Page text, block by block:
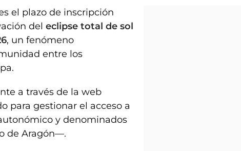
el plazo de inscripción
del eclipse total de sol
, un fenómeno
entre los
a través de la web
para gestionar el acceso a
y denominados
de Aragón—.